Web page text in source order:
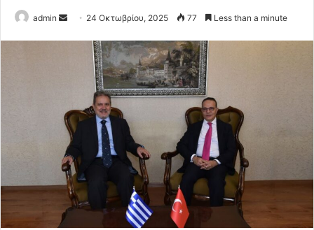
admin
Send 24 Οκτωβρίου, 2025 77 Less than a minute